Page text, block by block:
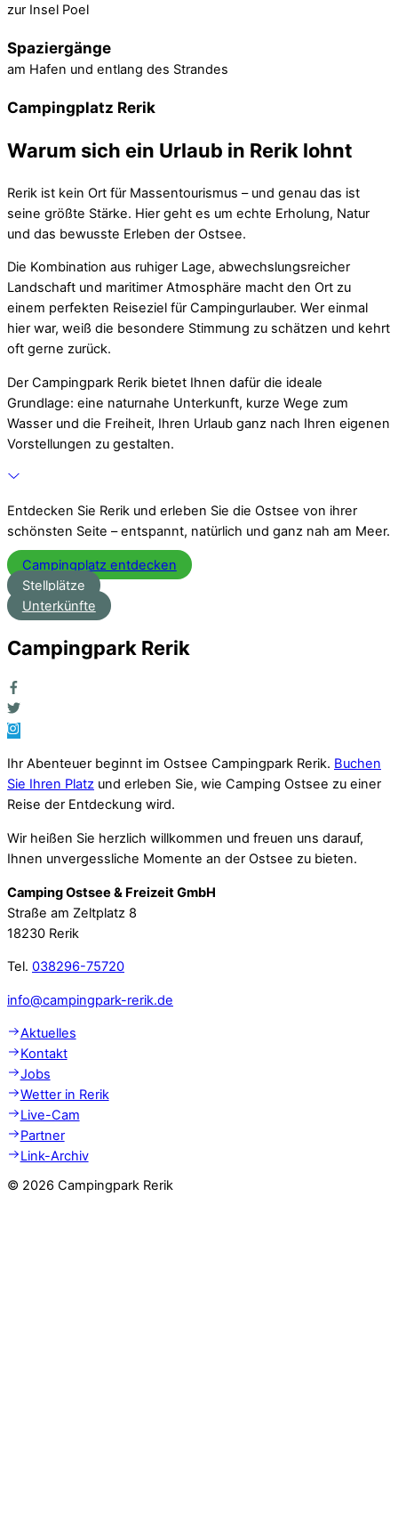
zur Insel Poel
Spaziergänge
am Hafen und entlang des Strandes
Campingplatz Rerik
Warum sich ein Urlaub in Rerik lohnt
Rerik ist kein Ort für Massentourismus – und genau das ist
seine größte Stärke. Hier geht es um echte Erholung, Natur
und das bewusste Erleben der Ostsee.
Die Kombination aus ruhiger Lage, abwechslungsreicher
Landschaft und maritimer Atmosphäre macht den Ort zu
einem perfekten Reiseziel für Campingurlauber. Wer einmal
hier war, weiß die besondere Stimmung zu schätzen und kehrt
oft gerne zurück.
Der Campingpark Rerik bietet Ihnen dafür die ideale
Grundlage: eine naturnahe Unterkunft, kurze Wege zum
Wasser und die Freiheit, Ihren Urlaub ganz nach Ihren eigenen
Vorstellungen zu gestalten.
Entdecken Sie Rerik und erleben Sie die Ostsee von ihrer
schönsten Seite – entspannt, natürlich und ganz nah am Meer.
Campingplatz entdecken
Stellplätze
Unterkünfte
Campingpark Rerik
Ihr Abenteuer beginnt im Ostsee Campingpark Rerik. Buchen
Sie Ihren Platz und erleben Sie, wie Camping Ostsee zu einer
Reise der Entdeckung wird.
Wir heißen Sie herzlich willkommen und freuen uns darauf,
Ihnen unvergessliche Momente an der Ostsee zu bieten.
Camping Ostsee & Freizeit GmbH
Straße am Zeltplatz 8
18230 Rerik
Tel. 038296-75720
info@campingpark-rerik.de
Aktuelles
Kontakt
Jobs
Wetter in Rerik
Live-Cam
Partner
Link-Archiv
© 2026 Campingpark Rerik